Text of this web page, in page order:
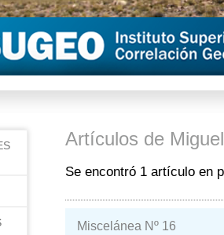
Artículos de
Se encontró 1 artículo en
Miscelánea Nº 16